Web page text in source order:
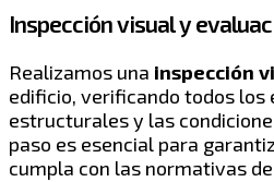
Inspección visual y
Realizamos una inspección
edificio, verificando todos los
estructurales y las
paso es esencial para
cumpla con las normativas